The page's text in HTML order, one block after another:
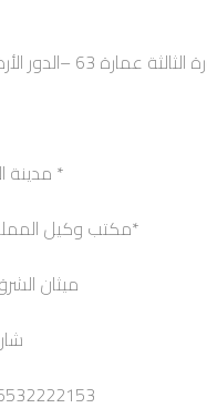
الأرضي – 6 أكتوبر – الجيزة
* مدينة
*مكتب وكيل
ميثان
00966532222153 م.